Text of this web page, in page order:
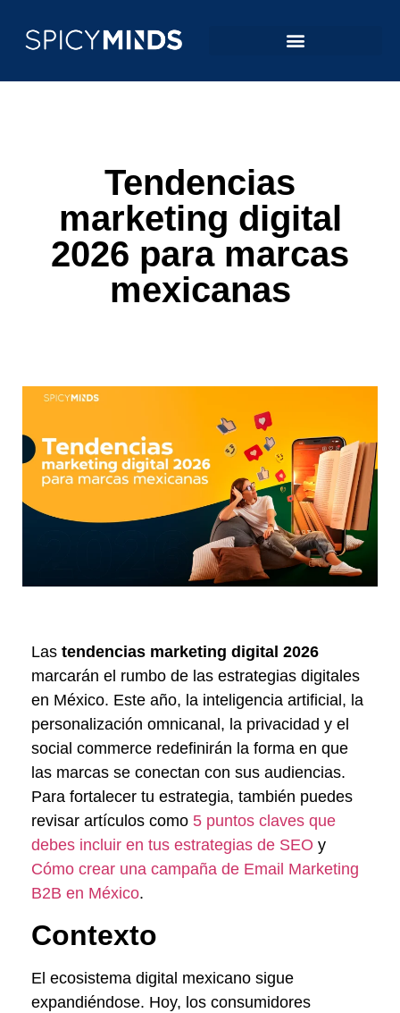
Tendencias
marketing digital
2026 para marcas
mexicanas
Las tendencias marketing digital 2026
marcarán el rumbo de las estrategias digitales
en México. Este año, la inteligencia artificial, la
personalización omnicanal, la privacidad y el
social commerce redefinirán la forma en que
las marcas se conectan con sus audiencias.
Para fortalecer tu estrategia, también puedes
revisar artículos como 5 puntos claves que
debes incluir en tus estrategias de SEO y
Cómo crear una campaña de Email Marketing
B2B en México.
Contexto
El ecosistema digital mexicano sigue
expandiéndose. Hoy, los consumidores